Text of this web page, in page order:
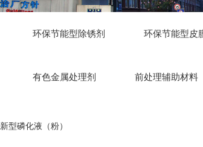
环保节能型除锈剂 环保节能型皮
有色金属处理剂 前处理辅助材料
新型磷化液（粉）